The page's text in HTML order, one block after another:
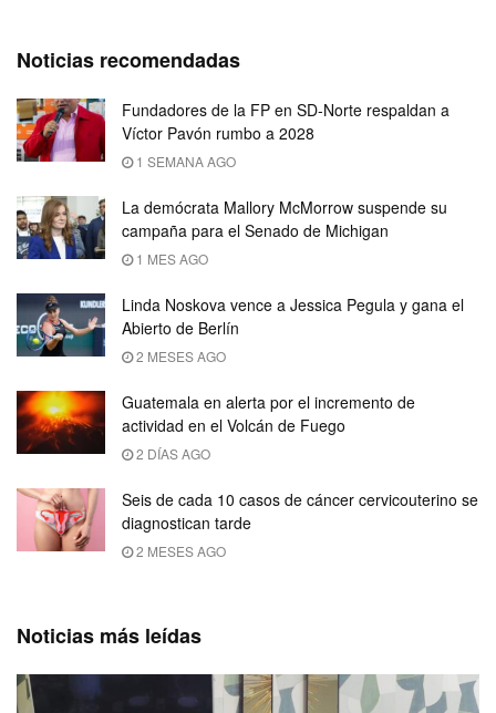
Noticias recomendadas
Fundadores de la FP en SD-Norte respaldan a
Víctor Pavón rumbo a 2028
1 SEMANA AGO
La demócrata Mallory McMorrow suspende su
campaña para el Senado de Michigan
1 MES AGO
Linda Noskova vence a Jessica Pegula y gana el
Abierto de Berlín
2 MESES AGO
Guatemala en alerta por el incremento de
actividad en el Volcán de Fuego
2 DÍAS AGO
Seis de cada 10 casos de cáncer cervicouterino se
diagnostican tarde
2 MESES AGO
Noticias más leídas